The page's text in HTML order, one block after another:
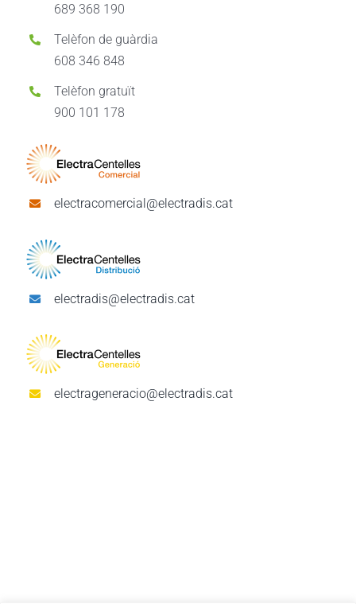
689 368 190
Telèfon de guàrdia
608 346 848
Telèfon gratuït
900 101 178
electracomercial@electradis.cat
electradis@electradis.cat
electrageneracio@electradis.cat